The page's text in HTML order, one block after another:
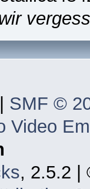
SMF ©
Video
, 2.5.2 |